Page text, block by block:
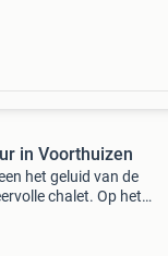
in Voorthuizen
het geluid van de
chalet. Op het